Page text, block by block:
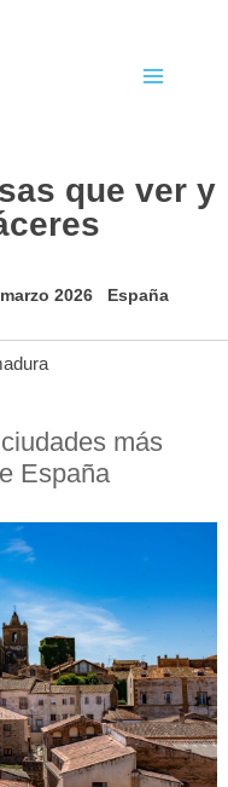
que ver y
2026 España
más
España